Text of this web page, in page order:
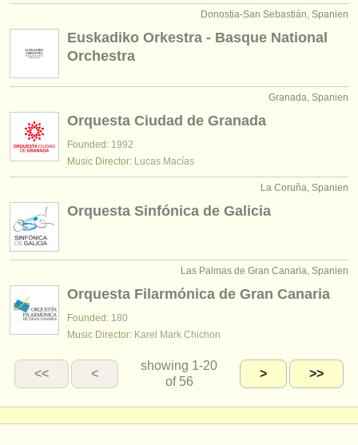
Donostia-San Sebastián, Spanien
Euskadiko Orkestra - Basque National
Orchestra
Granada, Spanien
Orquesta Ciudad de Granada
Founded: 1992
Music Director: Lucas Macías
La Coruña, Spanien
Orquesta Sinfónica de Galicia
Las Palmas de Gran Canaria, Spanien
Orquesta Filarmónica de Gran Canaria
Founded: 180
Music Director: Karel Mark Chichon
<< <
showing 1-20
of 56
> >>